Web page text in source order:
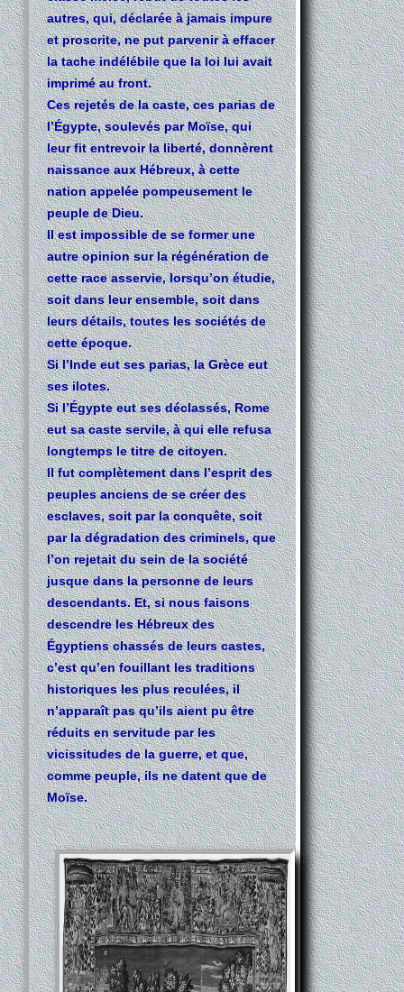
autres, qui, déclarée à jamais impure
et proscrite, ne put parvenir à effacer
la tache indélébile que la loi lui avait
imprimé au front.
Ces rejetés de la caste, ces parias de
l’Égypte, soulevés par Moïse, qui
leur fit entrevoir la liberté, donnèrent
naissance aux Hébreux, à cette
nation appelée pompeusement le
peuple de Dieu.
Il est impossible de se former une
autre opinion sur la régénération de
cette race asservie, lorsqu’on étudie,
soit dans leur ensemble, soit dans
leurs détails, toutes les sociétés de
cette époque.
Si l’Inde eut ses parias, la Grèce eut
ses ilotes.
Si l’Égypte eut ses déclassés, Rome
eut sa caste servile, à qui elle refusa
longtemps le titre de citoyen.
Il fut complètement dans l’esprit des
peuples anciens de se créer des
esclaves, soit par la conquête, soit
par la dégradation des criminels, que
l’on rejetait du sein de la société
jusque dans la personne de leurs
descendants. Et, si nous faisons
descendre les Hébreux des
Égyptiens chassés de leurs castes,
c’est qu’en fouillant les traditions
historiques les plus reculées, il
n’apparaît pas qu’ils aient pu être
réduits en servitude par les
vicissitudes de la guerre, et que,
comme peuple, ils ne datent que de
Moïse.